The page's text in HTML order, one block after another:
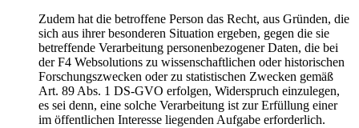
Zudem hat die betroffene Person das Recht, aus Gründen, die
sich aus ihrer besonderen Situation ergeben, gegen die sie
betreffende Verarbeitung personenbezogener Daten, die bei
der F4 Websolutions zu wissenschaftlichen oder historischen
Forschungszwecken oder zu statistischen Zwecken gemäß
Art. 89 Abs. 1 DS-GVO erfolgen, Widerspruch einzulegen,
es sei denn, eine solche Verarbeitung ist zur Erfüllung einer
im öffentlichen Interesse liegenden Aufgabe erforderlich.